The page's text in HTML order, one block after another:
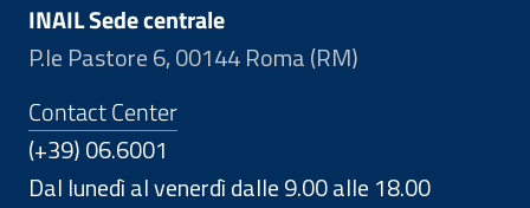
INAIL Sede centrale
P.le Pastore 6, 00144 Roma (RM)
Contact Center
(+39) 06.6001
Dal lunedì al venerdì dalle 9.00 alle 18.00